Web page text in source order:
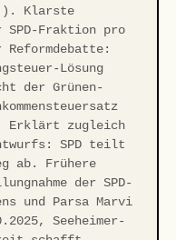
Klarste
Fraktion pro
Lösung
der Grünen-
Erklärt zugleich
SPD teilt
ab. Frühere
der SPD-
und Parsa Marvi
Seeheimer-